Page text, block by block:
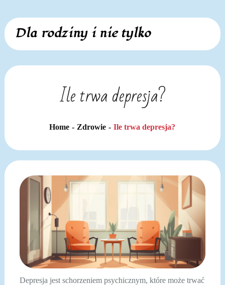
Skip
content
Dla rodziny i nie tylko
Ile trwa depresja?
Home Zdrowie Ile trwa depresja?
Depresja jest schorzeniem psychicznym, które może trwać